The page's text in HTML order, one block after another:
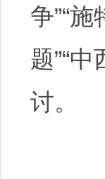
争”“
题”“
讨。